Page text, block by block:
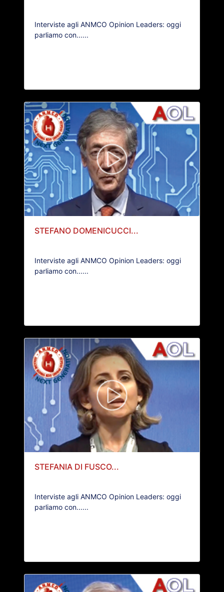
Interviste agli ANMCO Opinion Leaders: oggi
parliamo con......
STEFANO DOMENICUCCI...
Interviste agli ANMCO Opinion Leaders: oggi
parliamo con......
STEFANIA DI FUSCO...
Interviste agli ANMCO Opinion Leaders: oggi
parliamo con......